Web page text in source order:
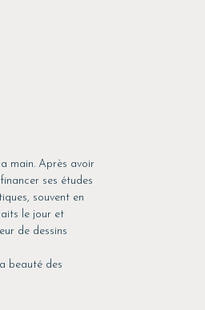
main. Après avoir
ses études
souvent en
le jour et
de dessins
beauté des